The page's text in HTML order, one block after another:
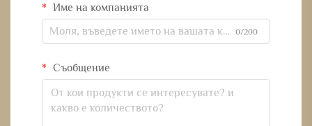
Име на компанията
0/200
Съобщение